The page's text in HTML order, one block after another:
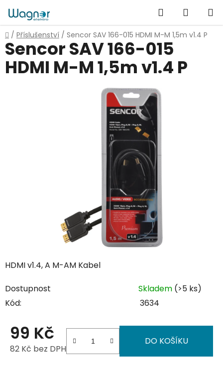
na
obsah
Hledat
KOŠÍK
Domů
/ Příslušenství / Sencor SAV 166-015 HDMI M-M 1,5m v1.4 P
HDMI v1.4, A M-AM Kabel
Dostupnost Skladem (>5 ks)
Kód:
3634
99 Kč
82 Kč bez DPH
DO KOŠÍKU
Sencor SAV 166-015
HDMI M-M 1,5m v1.4 P